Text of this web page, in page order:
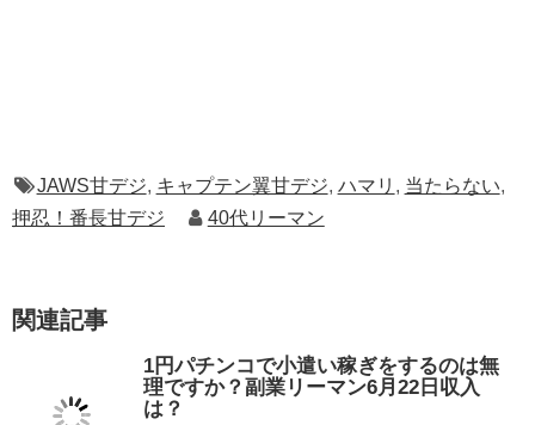
JAWS甘デジ, キャプテン翼甘デジ, ハマリ , 当たらない,
押忍！番長甘デジ
40代リーマン
関連記事
1円パチンコで小遣い稼ぎをするのは無
理ですか？副業リーマン6月22日収入
は？